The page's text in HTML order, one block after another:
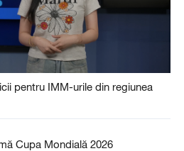
pentru IMM-urile din regiunea
Cupa Mondială 2026